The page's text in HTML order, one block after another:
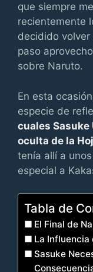
que siempre
recientemente
decidido volver
paso
sobre Naruto.
En esta
especie de
cuales Sasuke
oculta de la
tenía allí a
especial a
Tabla de
El Final de
La Influencia
Sasuke